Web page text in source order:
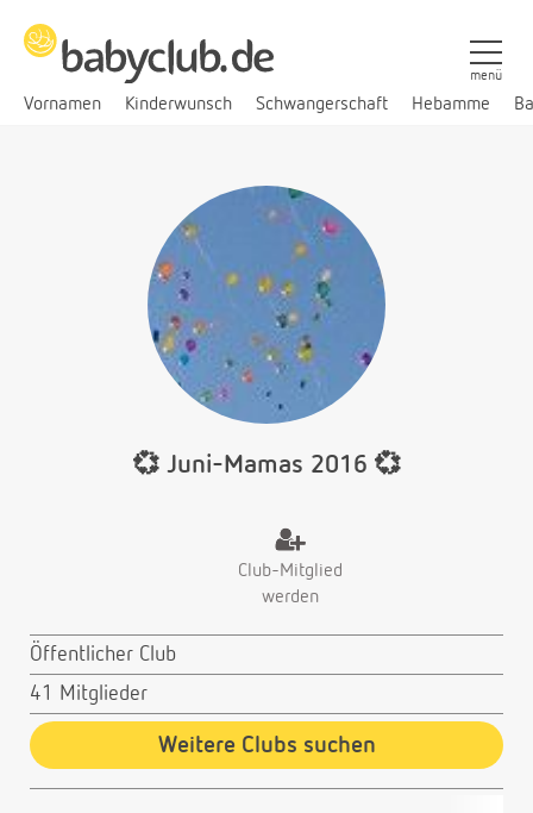
Vornamen Kinderwunsch Schwangerschaft Hebamme
menü
💞 Juni-Mamas 2016 💞
Club-Mitglied
werden
Öffentlicher Club
41 Mitglieder
Weitere Clubs suchen